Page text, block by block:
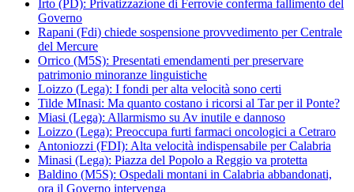
Irto (PD): Privatizzazione di Ferrovie conferma fallimento del
Governo
Rapani (Fdi) chiede sospensione provvedimento per Centrale
del Mercure
Orrico (M5S): Presentati emendamenti per preservare
patrimonio minoranze linguistiche
Loizzo (Lega): I fondi per alta velocità sono certi
Tilde MInasi: Ma quanto costano i ricorsi al Tar per il Ponte?
Miasi (Lega): Allarmismo su Av inutile e dannoso
Loizzo (Lega): Preoccupa furti farmaci oncologici a Cetraro
Antoniozzi (FDI): Alta velocità indispensabile per Calabria
Minasi (Lega): Piazza del Popolo a Reggio va protetta
Baldino (M5S): Ospedali montani in Calabria abbandonati,
ora il Governo intervenga